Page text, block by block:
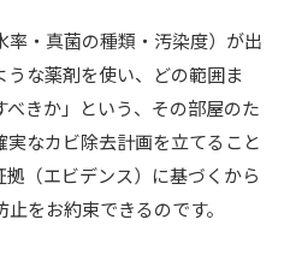
率・真菌の種類・汚染度）が出
な薬剤を使い、どの範囲ま
きか」という、その部屋のた
なカビ除去計画を立てること
（エビデンス）に基づくから
をお約束できるのです。